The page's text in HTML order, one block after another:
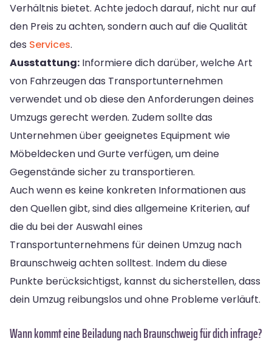
Verhältnis bietet. Achte jedoch darauf, nicht nur auf
den Preis zu achten, sondern auch auf die Qualität
des Services.
Ausstattung: Informiere dich darüber, welche Art
von Fahrzeugen das Transportunternehmen
verwendet und ob diese den Anforderungen deines
Umzugs gerecht werden. Zudem sollte das
Unternehmen über geeignetes Equipment wie
Möbeldecken und Gurte verfügen, um deine
Gegenstände sicher zu transportieren.
Auch wenn es keine konkreten Informationen aus
den Quellen gibt, sind dies allgemeine Kriterien, auf
die du bei der Auswahl eines
Transportunternehmens für deinen Umzug nach
Braunschweig achten solltest. Indem du diese
Punkte berücksichtigst, kannst du sicherstellen, dass
dein Umzug reibungslos und ohne Probleme verläuft.
Wann kommt eine Beiladung nach Braunschweig für dich infrage?